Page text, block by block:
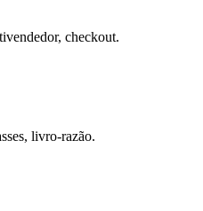
checkout.
livro-razão.